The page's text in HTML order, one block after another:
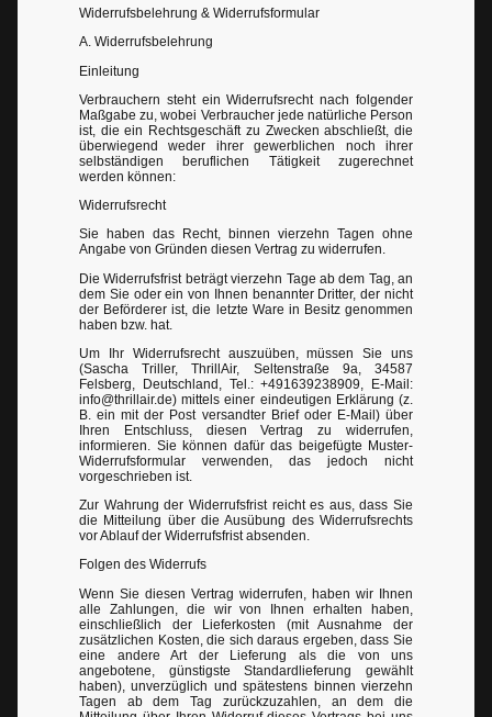
Widerrufsbelehrung & Widerrufsformular
A. Widerrufsbelehrung
Einleitung
Verbrauchern steht ein Widerrufsrecht nach folgender
Maßgabe zu, wobei Verbraucher jede natürliche Person
ist, die ein Rechtsgeschäft zu Zwecken abschließt, die
überwiegend weder ihrer gewerblichen noch ihrer
selbständigen beruflichen Tätigkeit zugerechnet
werden können:
Widerrufsrecht
Sie haben das Recht, binnen vierzehn Tagen ohne
Angabe von Gründen diesen Vertrag zu widerrufen.
Die Widerrufsfrist beträgt vierzehn Tage ab dem Tag, an
dem Sie oder ein von Ihnen benannter Dritter, der nicht
der Beförderer ist, die letzte Ware in Besitz genommen
haben bzw. hat.
Um Ihr Widerrufsrecht auszuüben, müssen Sie uns
(Sascha Triller, ThrillAir, Seltenstraße 9a, 34587
Felsberg, Deutschland, Tel.: +491639238909, E-Mail:
info@thrillair.de) mittels einer eindeutigen Erklärung (z.
B. ein mit der Post versandter Brief oder E-Mail) über
Ihren Entschluss, diesen Vertrag zu widerrufen,
informieren. Sie können dafür das beigefügte Muster-
Widerrufsformular verwenden, das jedoch nicht
vorgeschrieben ist.
Zur Wahrung der Widerrufsfrist reicht es aus, dass Sie
die Mitteilung über die Ausübung des Widerrufsrechts
vor Ablauf der Widerrufsfrist absenden.
Folgen des Widerrufs
Wenn Sie diesen Vertrag widerrufen, haben wir Ihnen
alle Zahlungen, die wir von Ihnen erhalten haben,
einschließlich der Lieferkosten (mit Ausnahme der
zusätzlichen Kosten, die sich daraus ergeben, dass Sie
eine andere Art der Lieferung als die von uns
angebotene, günstigste Standardlieferung gewählt
haben), unverzüglich und spätestens binnen vierzehn
Tagen ab dem Tag zurückzuzahlen, an dem die